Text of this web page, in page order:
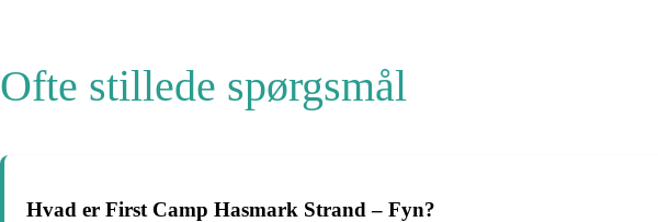
Ofte stillede spørgsmål
Hvad er First Camp Hasmark Strand – Fyn?